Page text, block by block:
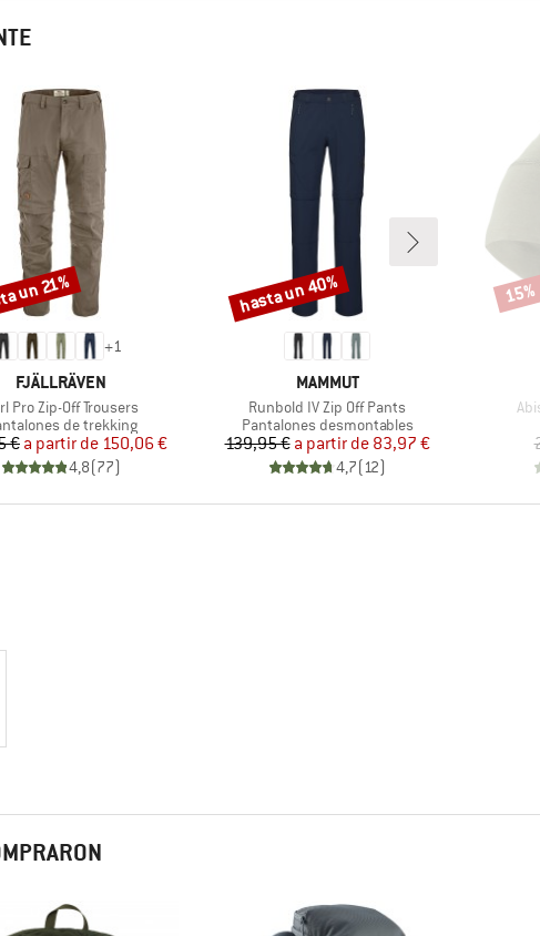
+1
MARCA
FJÄLLRÄVEN
Pro Zip-Off Trousers
groupde trekking
Precio
€ Precio reducido
a partir de 150,06 €
4,8(77)
un 21%
MARCA
MAMMUT
Artículo
Runbold IV Zip Off Pants
Product group
Pantalones desmontables
Precio
139,95 € Precio reducido
a partir de 83,97 €
4,7(12)
Descuento
hasta un 40% 15%